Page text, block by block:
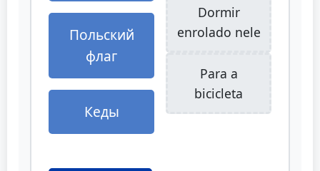
Польский
флаг
Кеды
Dormir
enrolado nele
Para a
bicicleta